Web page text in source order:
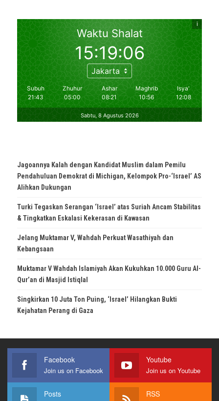
Jagoannya Kalah dengan Kandidat Muslim dalam Pemilu
Pendahuluan Demokrat di Michigan, Kelompok Pro-‘Israel’ AS
Alihkan Dukungan
Turki Tegaskan Serangan ‘Israel’ atas Suriah Ancam Stabilitas
& Tingkatkan Eskalasi Kekerasan di Kawasan
Jelang Muktamar V, Wahdah Perkuat Wasathiyah dan
Kebangsaan
Muktamar V Wahdah Islamiyah Akan Kukuhkan 10.000 Guru Al-
Qur’an di Masjid Istiqlal
Singkirkan 10 Juta Ton Puing, ‘Israel’ Hilangkan Bukti
Kejahatan Perang di Gaza
Facebook
Join us on Facebook
Youtube
Join us on Youtube
Posts RSS